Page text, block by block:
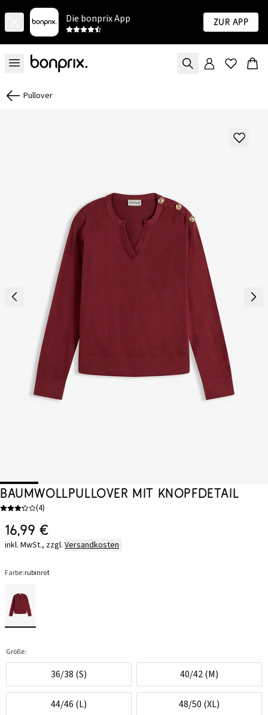
Die bonprix App Zur App
Pullover
Baumwollpullover mit Knopfdetail
(4)
16,99 €
inkl. MwSt., zzgl. Versandkosten
Farbe:rubinrot
Größe:
36/38 (S) 40/42 (M)
44/46 (L) 48/50 (XL)